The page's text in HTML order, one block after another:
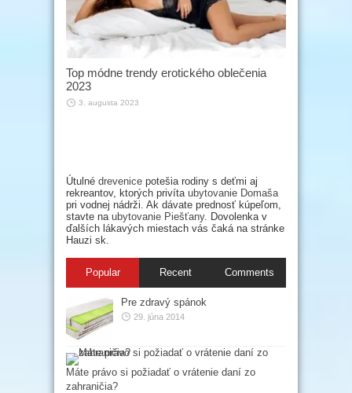
Top módne trendy erotického oblečenia
2023
3. augusta 2023
Útulné drevenice potešia rodiny s deťmi aj
rekreantov, ktorých privíta ubytovanie Domaša
pri vodnej nádrži. Ak dávate prednosť kúpeľom,
stavte na ubytovanie Piešťany. Dovolenka v
ďalších lákavých miestach vás čaká na stránke
Hauzi sk.
Popular Recent Comments
Pre zdravý spánok
29. júna 2014
Máte právo si požiadať o vrátenie daní zo
zahraničia?